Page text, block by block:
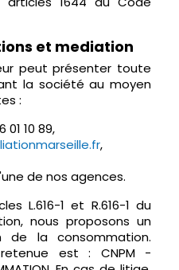
et mediation
peut présenter toute
la société au moyen
:
10 89,
,
de nos agences.
L.616-1 et R.616-1 du
nous proposons un
de la consommation.
est : CNPM -